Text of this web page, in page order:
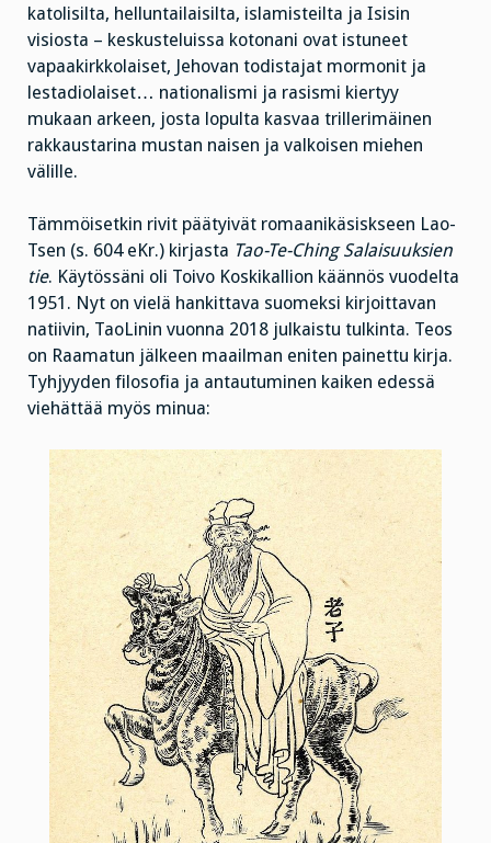
katolisilta, helluntailaisilta, islamisteilta ja Isisin
visiosta – keskusteluissa kotonani ovat istuneet
vapaakirkkolaiset, Jehovan todistajat mormonit ja
lestadiolaiset… nationalismi ja rasismi kiertyy
mukaan arkeen, josta lopulta kasvaa trillerimäinen
rakkaustarina mustan naisen ja valkoisen miehen
välille.
Tämmöisetkin rivit päätyivät romaanikäsiskseen Lao-
Tsen (s. 604 eKr.) kirjasta Tao-Te-Ching Salaisuuksien
tie. Käytössäni oli Toivo Koskikallion käännös vuodelta
1951. Nyt on vielä hankittava suomeksi kirjoittavan
natiivin, TaoLinin vuonna 2018 julkaistu tulkinta. Teos
on Raamatun jälkeen maailman eniten painettu kirja.
Tyhjyyden filosofia ja antautuminen kaiken edessä
viehättää myös minua: